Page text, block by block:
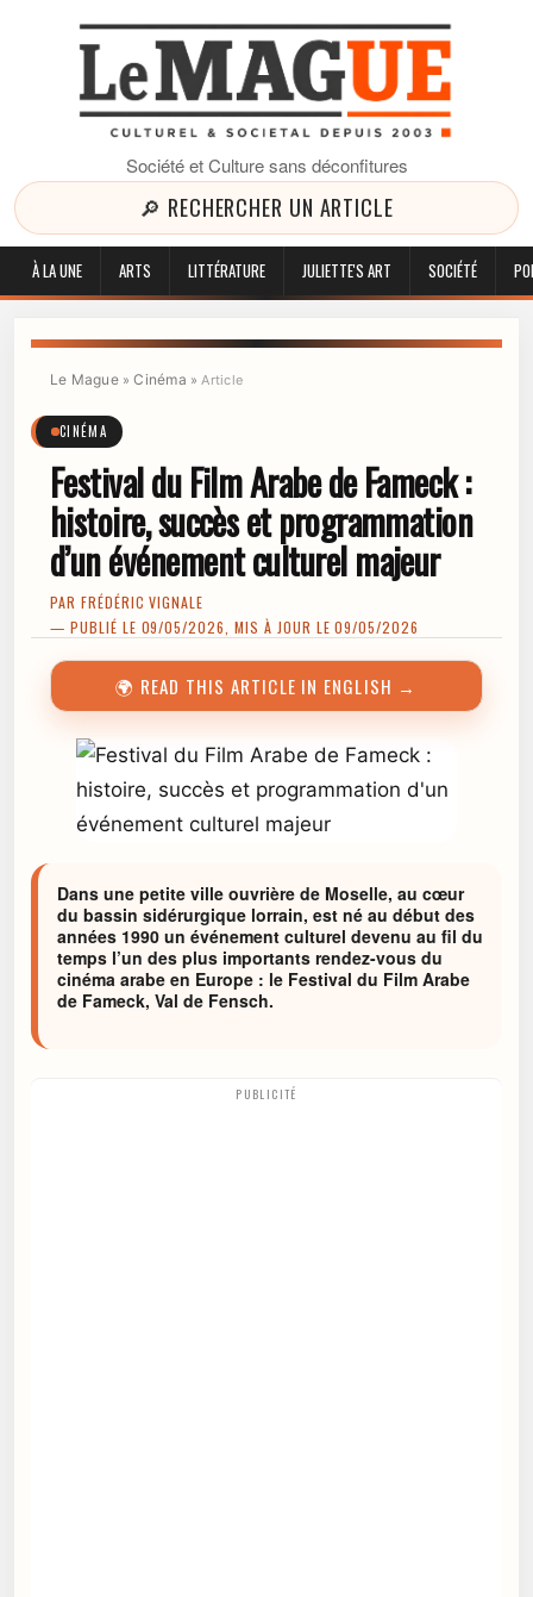
Société et Culture sans déconfitures
🔎 RECHERCHER UN ARTICLE
À LA UNE ARTS LITTÉRATURE JULIETTE'S ART SOCIÉTÉ
Le Mague»Cinéma »Article
CINÉMA
Festival du Film Arabe de Fameck :
histoire, succès et programmation
d’un événement culturel majeur
PAR FRÉDÉRIC VIGNALE
— PUBLIÉ LE 09/05/2026, MIS À JOUR LE 09/05/2026
🌍 READ THIS ARTICLE IN ENGLISH →
Dans une petite ville ouvrière de Moselle, au cœur
du bassin sidérurgique lorrain, est né au début des
années 1990 un événement culturel devenu au fil du
temps l’un des plus importants rendez-vous du
cinéma arabe en Europe : le Festival du Film Arabe
de Fameck, Val de Fensch.
PUBLICITÉ